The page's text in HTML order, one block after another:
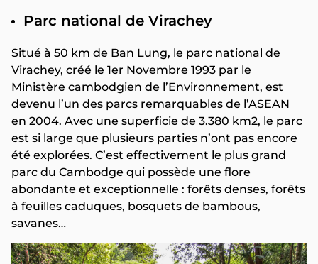
Parc national de Virachey
Situé à 50 km de Ban Lung, le parc national de
Virachey, créé le 1er Novembre 1993 par le
Ministère cambodgien de l’Environnement, est
devenu l’un des parcs remarquables de l’ASEAN
en 2004. Avec une superficie de 3.380 km2, le parc
est si large que plusieurs parties n’ont pas encore
été explorées. C’est effectivement le plus grand
parc du Cambodge qui possède une flore
abondante et exceptionnelle : forêts denses, forêts
à feuilles caduques, bosquets de bambous,
savanes…